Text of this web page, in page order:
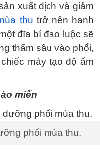
xuất dịch và giảm
thu trở nên hanh
đĩa bí đao luộc sẽ
thấm sâu vào phổi,
máy tạo độ ẩm
miến
phổi mùa thu.